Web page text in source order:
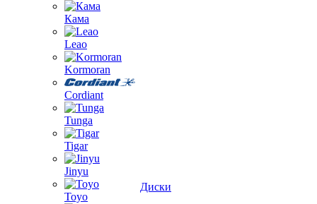
Кама
Leao
Kormoran
Cordiant
Tunga
Tigar
Jinyu
Toyo
Диски